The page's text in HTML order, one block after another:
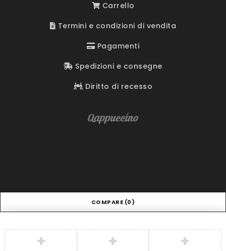
Carrello
Termini e condizioni di vendita
Pagamenti
Spedizioni e consegne
Diritto di recesso
COMPARE (0)